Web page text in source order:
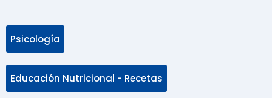
Psicología
Educación Nutricional - Recetas